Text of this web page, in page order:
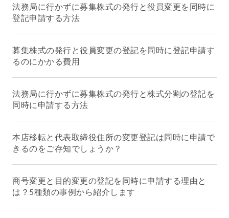
法務局に行かずに募集株式の発行と役員変更を同時に
登記申請する方法
募集株式の発行と役員変更の登記を同時に登記申請す
るのにかかる費用
法務局に行かずに募集株式の発行と株式分割の登記を
同時に申請する方法
本店移転と代表取締役住所の変更登記は同時に申請で
きるのをご存知でしょうか？
商号変更と目的変更の登記を同時に申請する理由と
は？5種類の事例から紹介します